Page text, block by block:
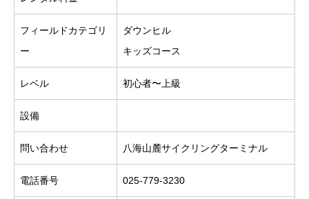
フィールドカテゴリ
ー
ダウンヒル
キッズコース
レベル 初心者〜上級
設備
問い合わせ 八海山麓サイクリングターミナル
電話番号 025-779-3230